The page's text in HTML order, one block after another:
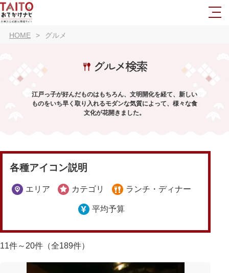
HOME グルメ
グルメ検索
江戸っ子が好んだものはもちろん、文明開化を経て、新しい
ものをいち早く取り入れるモダンな気質によって、様々な食
文化が花開きました。
各種アイコン説明
エリア カテゴリ ランチ・ディナー
平均予算
11件～20件（全189件）